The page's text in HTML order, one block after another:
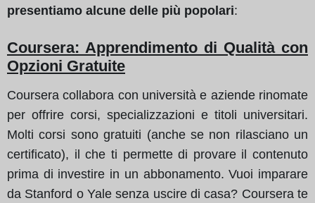
presentiamo alcune delle più popolari:
Coursera: Apprendimento di Qualità con
Opzioni Gratuite
Coursera collabora con università e aziende rinomate
per offrire corsi, specializzazioni e titoli universitari.
Molti corsi sono gratuiti (anche se non rilasciano un
certificato), il che ti permette di provare il contenuto
prima di investire in un abbonamento. Vuoi imparare
da Stanford o Yale senza uscire di casa? Coursera te